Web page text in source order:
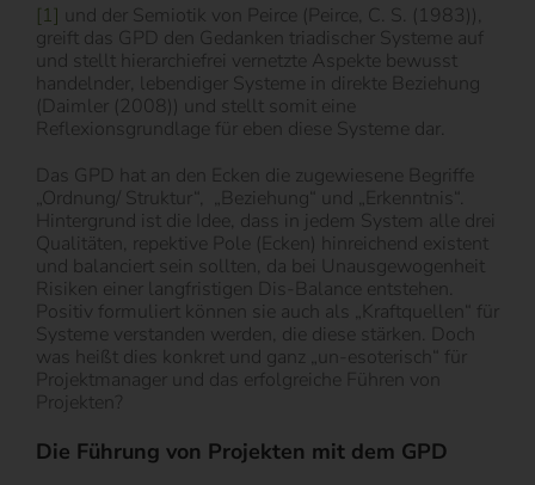
[1] und der Semiotik von Peirce (Peirce, C. S. (1983)),
greift das GPD den Gedanken triadischer Systeme auf
und stellt hierarchiefrei vernetzte Aspekte bewusst
handelnder, lebendiger Systeme in direkte Beziehung
(Daimler (2008)) und stellt somit eine
Reflexionsgrundlage für eben diese Systeme dar.
Das GPD hat an den Ecken die zugewiesene Begriffe
„Ordnung/ Struktur“, „Beziehung“ und „Erkenntnis“.
Hintergrund ist die Idee, dass in jedem System alle drei
Qualitäten, repektive Pole (Ecken) hinreichend existent
und balanciert sein sollten, da bei Unausgewogenheit
Risiken einer langfristigen Dis-Balance entstehen.
Positiv formuliert können sie auch als „Kraftquellen“ für
Systeme verstanden werden, die diese stärken. Doch
was heißt dies konkret und ganz „un-esoterisch“ für
Projektmanager und das erfolgreiche Führen von
Projekten?
Die Führung von Projekten mit dem GPD